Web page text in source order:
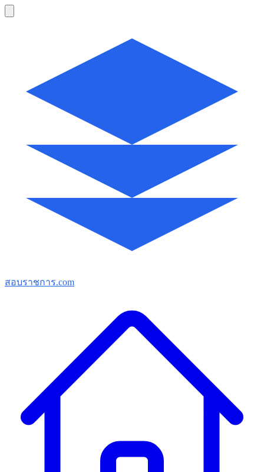
สอบราชการ.com